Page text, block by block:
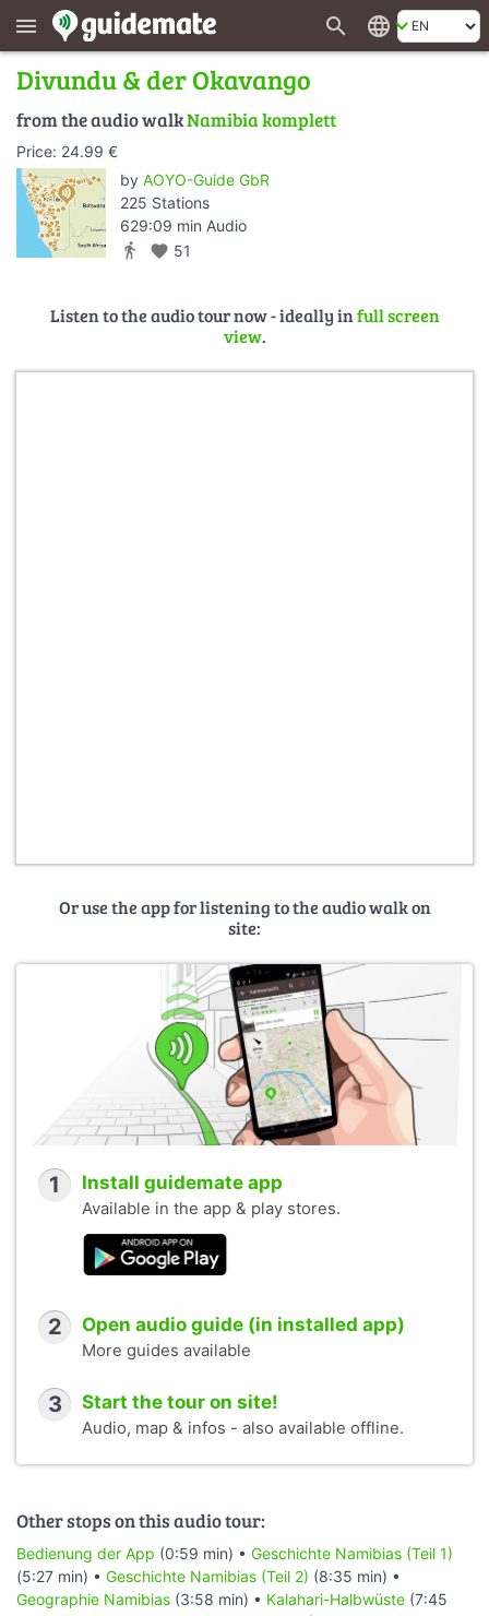
menu search language
Divundu & der Okavango
from the audio walkNamibia komplett
Price: 24.99 €
by AOYO-Guide GbR
225 Stations
629:09 min Audio
directions_walk favorite 51
Listen to the audio tour now - ideally infull screen
view.
Or use the app for listening to the audio walk on
site:
1 Install guidemate app
Available in the app & play stores.
2 Open audio guide (in installed app)
More guides available
3 Start the tour on site!
Audio, map & infos - also available offline.
Other stops on this audio tour:
Bedienung der App (0:59 min) • Geschichte Namibias (Teil 1)
(5:27 min) • Geschichte Namibias (Teil 2) (8:35 min) •
Geographie Namibias (3:58 min) • Kalahari-Halbwüste (7:45